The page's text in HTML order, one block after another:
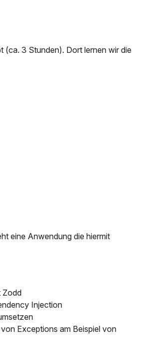
(ca. 3 Stunden). Dort lernen wir die
eine Anwendung die hiermit
Zodd
Injection
Exceptions am Beispiel von